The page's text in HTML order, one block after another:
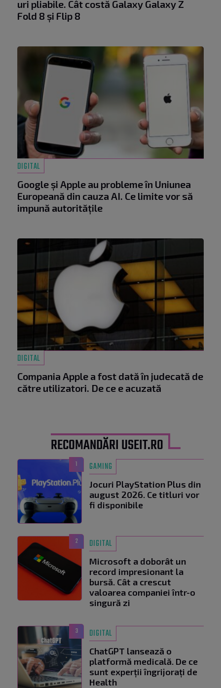
uri pliabile. Cât costă Galaxy Galaxy Z
Fold 8 și Flip 8
DIGITAL
Google și Apple au probleme în Uniunea
Europeană din cauza AI. Ce limite vor să
impună autoritățile
DIGITAL
Compania Apple a fost dată în judecată de
către utilizatori. De ce e acuzată
RECOMANDĂRI USEIT.RO
1 GAMING
Jocuri PlayStation Plus din
august 2026. Ce titluri vor
fi disponibile
2 DIGITAL
Microsoft a doborât un
record impresionant la
bursă. Cât a crescut
valoarea companiei într-o
singură zi
3 DIGITAL
ChatGPT lansează o
platformă medicală. De ce
sunt experții îngrijorați de
Health